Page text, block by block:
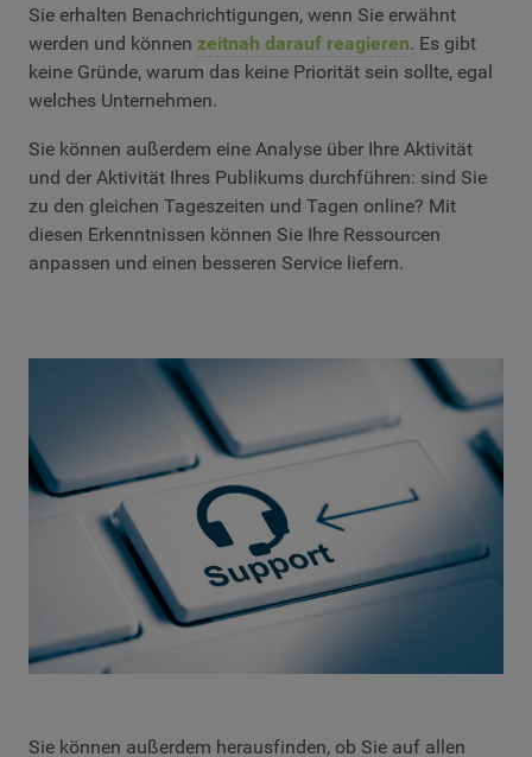
Sie erhalten Benachrichtigungen, wenn Sie erwähnt
werden und können zeitnah darauf reagieren. Es gibt
keine Gründe, warum das keine Priorität sein sollte, egal
welches Unternehmen.
Sie können außerdem eine Analyse über Ihre Aktivität
und der Aktivität Ihres Publikums durchführen: sind Sie
zu den gleichen Tageszeiten und Tagen online? Mit
diesen Erkenntnissen können Sie Ihre Ressourcen
anpassen und einen besseren Service liefern.
Sie können außerdem herausfinden, ob Sie auf allen